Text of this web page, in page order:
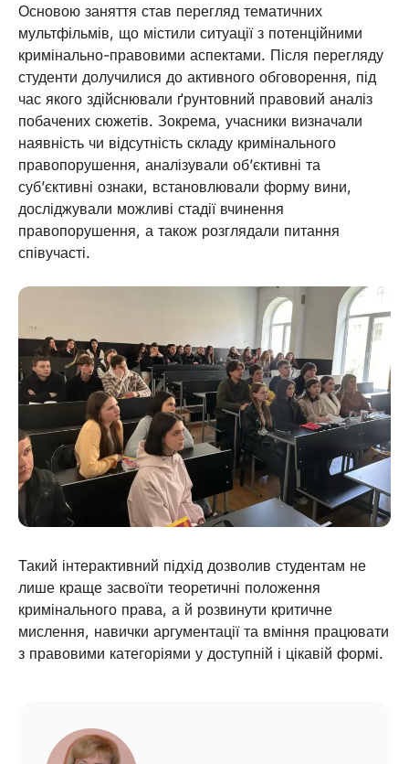
Основою заняття став перегляд тематичних
мультфільмів, що містили ситуації з потенційними
кримінально-правовими аспектами. Після перегляду
студенти долучилися до активного обговорення, під
час якого здійснювали ґрунтовний правовий аналіз
побачених сюжетів. Зокрема, учасники визначали
наявність чи відсутність складу кримінального
правопорушення, аналізували об’єктивні та
суб’єктивні ознаки, встановлювали форму вини,
досліджували можливі стадії вчинення
правопорушення, а також розглядали питання
співучасті.
Такий інтерактивний підхід дозволив студентам не
лише краще засвоїти теоретичні положення
кримінального права, а й розвинути критичне
мислення, навички аргументації та вміння працювати
з правовими категоріями у доступній і цікавій формі.